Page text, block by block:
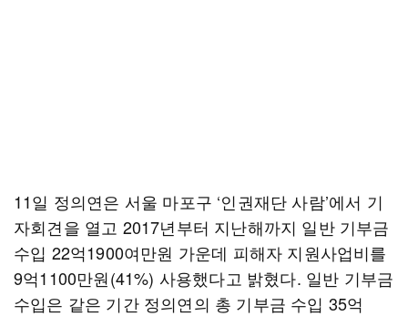
11일 정의연은 서울 마포구 ‘인권재단 사람’에서 기
자회견을 열고 2017년부터 지난해까지 일반 기부금
수입 22억1900여만원 가운데 피해자 지원사업비를
9억1100만원(41%) 사용했다고 밝혔다. 일반 기부금
수입은 같은 기간 정의연의 총 기부금 수입 35억